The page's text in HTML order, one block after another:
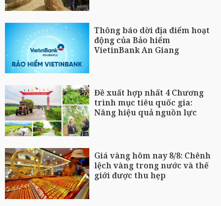
Thông báo dời địa điểm hoạt
động của Bảo hiểm
VietinBank An Giang
Đề xuất hợp nhất 4 Chương
trình mục tiêu quốc gia:
Nâng hiệu quả nguồn lực
Giá vàng hôm nay 8/8: Chênh
lệch vàng trong nước và thế
giới được thu hẹp